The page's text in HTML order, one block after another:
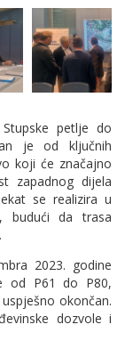
petlje do
je od ključnih
koji će značajno
zapadnog dijela
se realizira u
budući da trasa
2023. godine
od P61 do P80,
okončan.
dozvole i